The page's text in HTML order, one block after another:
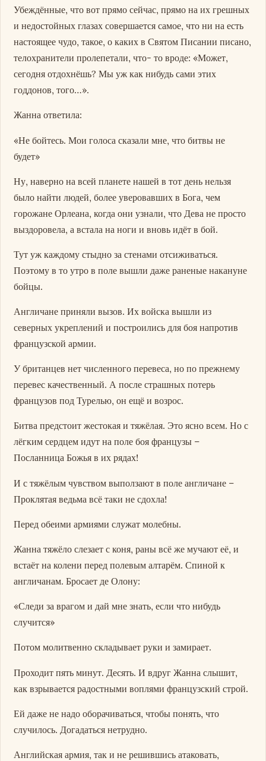
Убеждённые, что вот прямо сейчас, прямо на их грешных
и недостойных глазах совершается самое, что ни на есть
настоящее чудо, такое, о каких в Святом Писании писано,
телохранители пролепетали, что- то вроде: «Может,
сегодня отдохнёшь? Мы уж как нибудь сами этих
годдонов, того…».
Жанна ответила:
«Не бойтесь. Мои голоса сказали мне, что битвы не
будет»
Ну, наверно на всей планете нашей в тот день нельзя
было найти людей, более уверовавших в Бога, чем
горожане Орлеана, когда они узнали, что Дева не просто
выздоровела, а встала на ноги и вновь идёт в бой.
Тут уж каждому стыдно за стенами отсиживаться.
Поэтому в то утро в поле вышли даже раненые накануне
бойцы.
Англичане приняли вызов. Их войска вышли из
северных укреплений и построились для боя напротив
французской армии.
У британцев нет численного перевеса, но по прежнему
перевес качественный. А после страшных потерь
французов под Турелью, он ещё и возрос.
Битва предстоит жестокая и тяжёлая. Это ясно всем. Но с
лёгким сердцем идут на поле боя французы –
Посланница Божья в их рядах!
И с тяжёлым чувством выползают в поле англичане –
Проклятая ведьма всё таки не сдохла!
Перед обеими армиями служат молебны.
Жанна тяжёло слезает с коня, раны всё же мучают её, и
встаёт на колени перед полевым алтарём. Спиной к
англичанам. Бросает де Олону:
«Следи за врагом и дай мне знать, если что нибудь
случится»
Потом молитвенно складывает руки и замирает.
Проходит пять минут. Десять. И вдруг Жанна слышит,
как взрывается радостными воплями французский строй.
Ей даже не надо оборачиваться, чтобы понять, что
случилось. Догадаться нетрудно.
Английская армия, так и не решившись атаковать,